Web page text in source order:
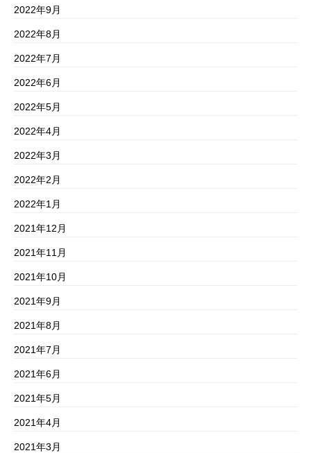
2022年9月
2022年8月
2022年7月
2022年6月
2022年5月
2022年4月
2022年3月
2022年2月
2022年1月
2021年12月
2021年11月
2021年10月
2021年9月
2021年8月
2021年7月
2021年6月
2021年5月
2021年4月
2021年3月